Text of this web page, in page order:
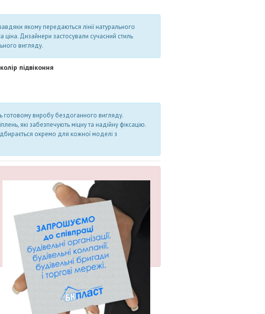
якому передаються лінії натурального
Дизайнери застосували сучасний стиль
вигляду.
підвіконня
готовому виробу бездоганного вигляду.
які забезпечують міцну та надійну фіксацію.
окремо для кожної моделі з